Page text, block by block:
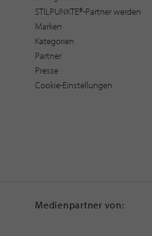
STILPUNKTE®-Partner werden
Marken
Kategorien
Partner
Presse
Cookie-Einstellungen
Medienpartner von: